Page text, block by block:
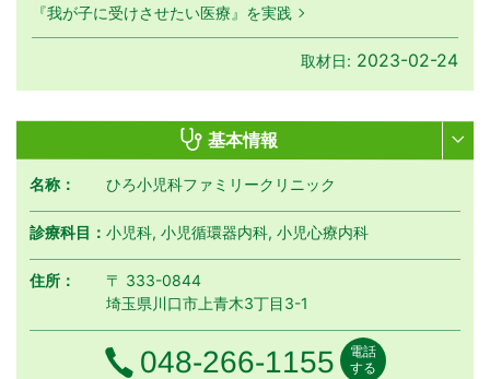
『我が子に受けさせたい医療』を実践
取材日: 2023-02-24
基本情報
名称： ひろ小児科ファミリークリニック
診療科目：小児科, 小児循環器内科, 小児心療内科
住所：
〒 333-0844
埼玉県川口市上青木3丁目3-1
電話番号
048-266-1155
電話
する